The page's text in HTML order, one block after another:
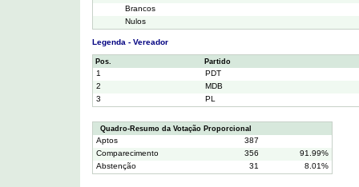
Brancos
Nulos
Legenda - Vereador
Pos. Partido
1
PDT
2
MDB
3
PL
Quadro-Resumo da Votação Proporcional
Aptos
387
Comparecimento
356
91.99%
Abstenção
31 8.01%